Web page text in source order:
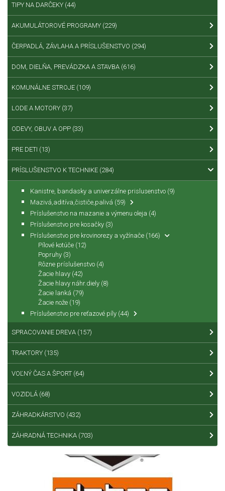
TIPY NA DARČEKY (44)
AKUMULÁTOROVÉ PROGRAMY (229)
ČERPADLÁ, ZÁVLAHA A PRÍSLUŠENSTVO (294)
DOM, DIELŇA, PREVÁDZKA A STAVBA (616)
KOMUNÁLNE STROJE (109)
LODE A MOTORY (37)
ODEVY, OBUV A OPP (33)
PRE DETI (13)
PRÍSLUŠENSTVO K TECHNIKE (284)
Kanistre, bandasky a univerzálne prislusenstvo (9)
Mazivá,aditíva,čističe,palivá (59)
Príslušenstvo na mazanie a výmenu oleja (4)
Príslušenstvo pre kosačky (3)
Príslušenstvo pre krovinorezy a vyžínače (166)
Pílové kotúče (12)
Popruhy (3)
Rôzne príslušenstvo (4)
Žacie hlavy (42)
Žacie hlavy náhr.diely (8)
Žacie lanká (79)
Žacie nože (19)
Príslušenstvo pre reťazové píly (44)
SPRACOVANIE DREVA (157)
TRAKTORY (135)
VOĽNÝ ČAS A ŠPORT (64)
VOZIDLÁ (68)
ZÁHRADKÁRSTVO (432)
ZÁHRADNÁ TECHNIKA (703)